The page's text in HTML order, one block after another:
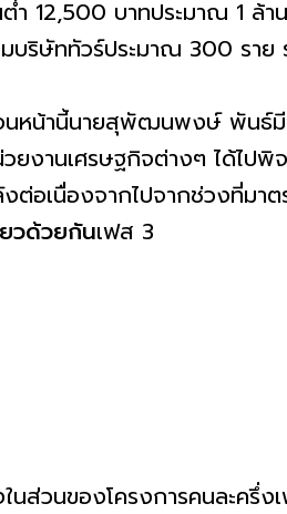
ำ 12,500 บาทประมาณ 1 ล้า
บริษัททัวร์ประมาณ 300 ราย
หน้านี้นายสุพัฒนพงษ์ พันธ์มีเ
ยงานเศรษฐกิจต่างๆ ได้ไปพิ
ต่อเนื่องจากไปจากช่วงที่มา
วด้วยกันเฟส 3
นส่วนของโครงการคนละครึ่ง